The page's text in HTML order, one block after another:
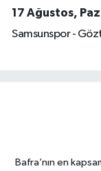
17 Ağustos,
Samsunspor -
Bafra’nın en